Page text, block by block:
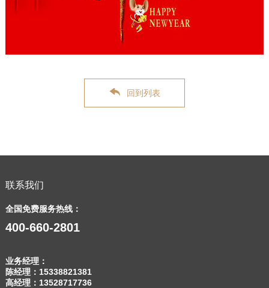
回到列表
联系我们
全国免费服务热线：
400-660-2801
业务经理：
陈经理： 15338821381
高经理： 13528717736